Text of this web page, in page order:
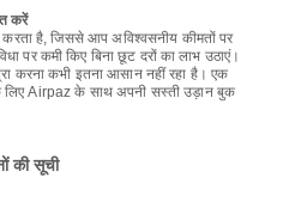
करें
है, जिससे आप अविश्वसनीय कीमतों पर
पर कमी किए बिना छूट दरों का लाभ उठाएं।
करना कभी इतना आसान नहीं रहा है। एक
लिए Airpaz के साथ अपनी सस्ती उड़ान बुक
की सूची